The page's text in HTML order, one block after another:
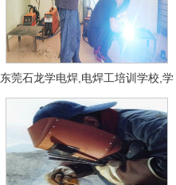
东莞石龙学电焊,电焊工培训学校,学
费多少钱?